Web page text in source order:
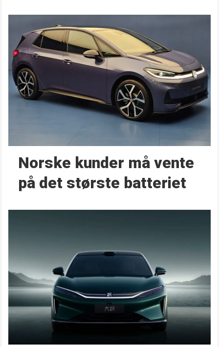
Norske kunder må vente
på det største batteriet